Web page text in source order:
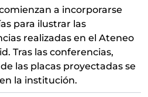
Anton Raphael
Gabriel
de Piedra
Claude
a incorporarse
para ilustrar las
realizadas en el Ateneo
Tras las conferencias,
las placas proyectadas se
la institución.